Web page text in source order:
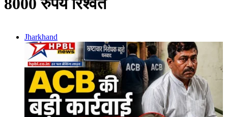
8000 रुपये रिश्वत
Jharkhand